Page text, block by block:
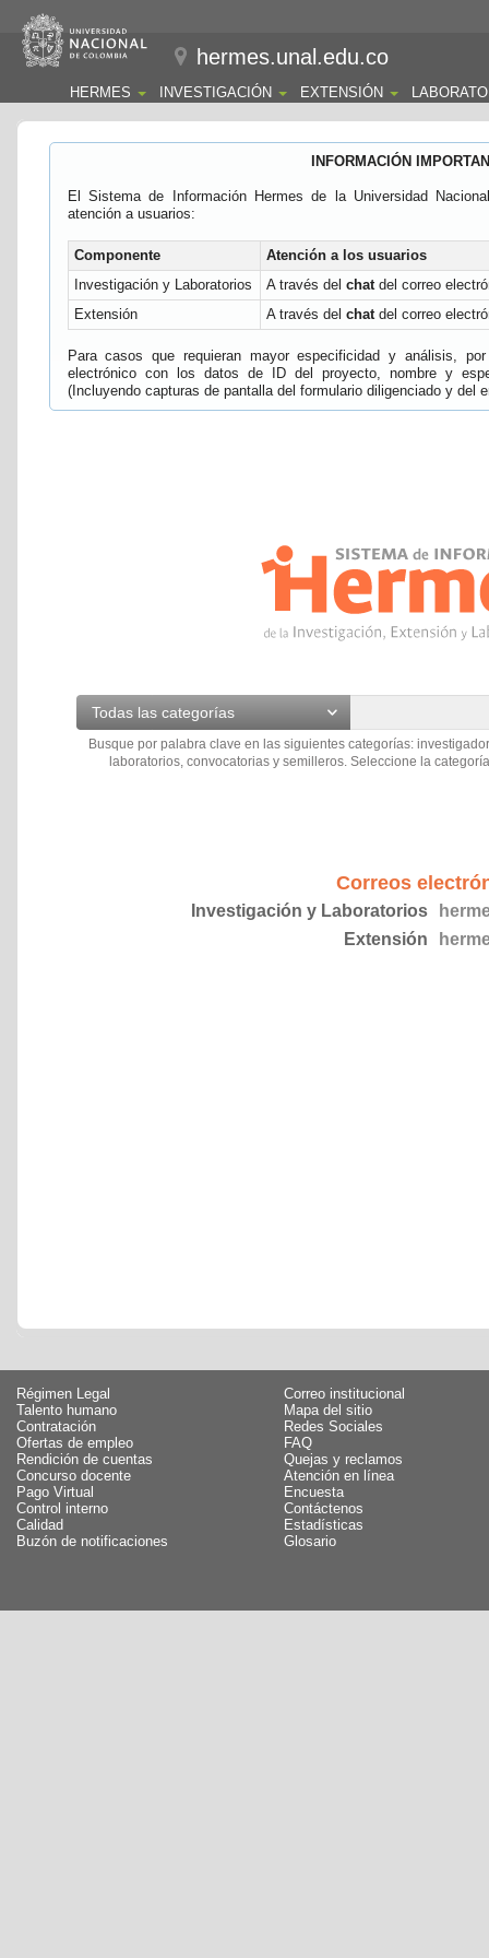
hermes.unal.edu.co
HERMES INVESTIGACIÓN EXTENSIÓN
INFORMACIÓN
El Sistema de Información Hermes de la Universidad
atención a usuarios:
Componente
Atención a los usuarios
Investigación y Laboratorios
A través del chatdel correo
Extensión
A través del chatdel correo
Para casos que requieran mayor especificidad y análisis,
electrónico con los datos de ID del proyecto, nombre y
(Incluyendo capturas de pantalla del formulario diligenciado y del
Todas las categorías
Busque por palabra clave en las siguientes categorías:
laboratorios, convocatorias y semilleros. Seleccione la
Correos
Investigación y Laboratorios
Extensión
Régimen Legal
Talento humano
Contratación
Ofertas de empleo
Rendición de cuentas
Concurso docente
Pago Virtual
Control interno
Calidad
Buzón de notificaciones
Correo institucional
Mapa del sitio
Redes Sociales
FAQ
Quejas y reclamos
Atención en línea
Encuesta
Contáctenos
Estadísticas
Glosario